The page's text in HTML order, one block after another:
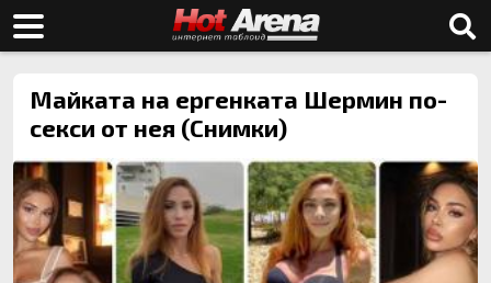
Майката на ергенката Шермин по-
секси от нея (Снимки)